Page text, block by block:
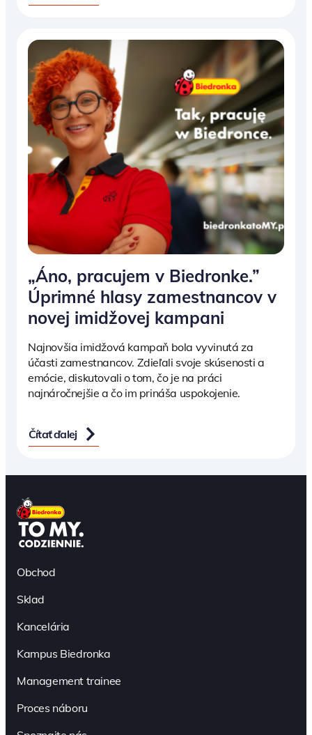
„Áno, pracujem v Biedronke.”
Úprimné hlasy zamestnancov v
novej imidžovej kampani
Najnovšia imidžová kampaň bola vyvinutá za
účasti zamestnancov. Zdieľali svoje skúsenosti a
emócie, diskutovali o tom, čo je na práci
najnáročnejšie a čo im prináša uspokojenie.
Čítať ďalej
Obchod
Sklad
Kancelária
Kampus Biedronka
Management trainee
Proces náboru